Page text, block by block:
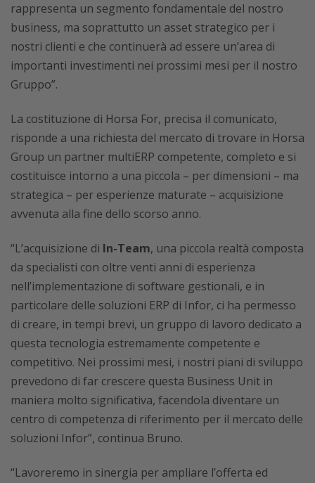
rappresenta un segmento fondamentale del nostro
business, ma soprattutto un asset strategico per i
nostri clienti e che continuerà ad essere un’area di
importanti investimenti nei prossimi mesi per il nostro
Gruppo”.
La costituzione di Horsa For, precisa il comunicato,
risponde a una richiesta del mercato di trovare in Horsa
Group un partner multiERP competente, completo e si
costituisce intorno a una piccola – per dimensioni – ma
strategica – per esperienze maturate – acquisizione
avvenuta alla fine dello scorso anno.
“L’acquisizione di In-Team, una piccola realtà composta
da specialisti con oltre venti anni di esperienza
nell’implementazione di software gestionali, e in
particolare delle soluzioni ERP di Infor, ci ha permesso
di creare, in tempi brevi, un gruppo di lavoro dedicato a
questa tecnologia estremamente competente e
competitivo. Nei prossimi mesi, i nostri piani di sviluppo
prevedono di far crescere questa Business Unit in
maniera molto significativa, facendola diventare un
centro di competenza di riferimento per il mercato delle
soluzioni Infor”, continua Bruno.
“Lavoreremo in sinergia per ampliare l’offerta ed